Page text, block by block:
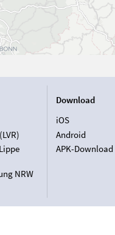
NRW
Download
iOS
Android
APK-Download